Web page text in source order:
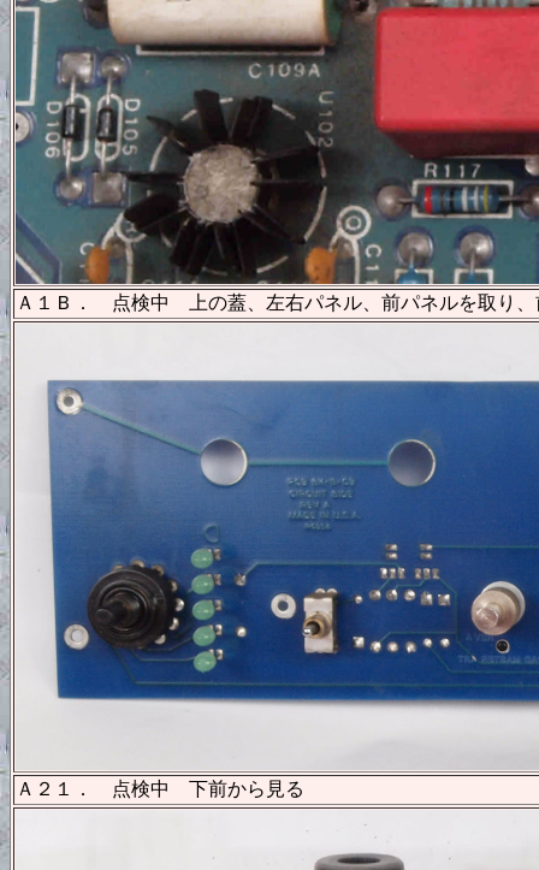
Ａ１Ｂ． 点検中 上の蓋、左右パネル、前パネルを取り、
Ａ２１． 点検中 下前から見る